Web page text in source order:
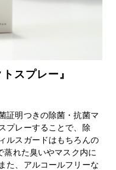
スプレー 』
証明つきの除菌・抗菌マ
プレーすることで、除
ルスガードはもちろんの
蒸れた臭いやマスク内に
た、アルコールフリーな